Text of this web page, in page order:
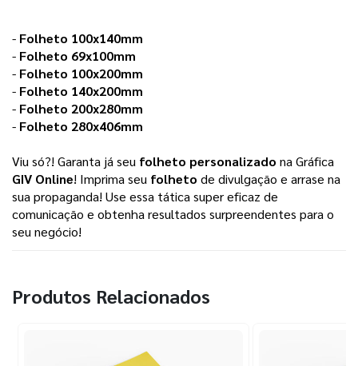
- Folheto 100x140mm
- Folheto 69x100mm
- Folheto 100x200mm
- Folheto 140x200mm
- Folheto 200x280mm
- Folheto 280x406mm
Viu só?! Garanta já seu folheto personalizado na Gráfica
GIV Online! Imprima seu folheto de divulgação e arrase na
sua propaganda! Use essa tática super eficaz de
comunicação e obtenha resultados surpreendentes para o
seu negócio!
Produtos Relacionados